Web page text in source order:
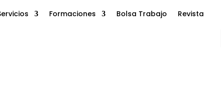
Formaciones Bolsa Trabajo Revista